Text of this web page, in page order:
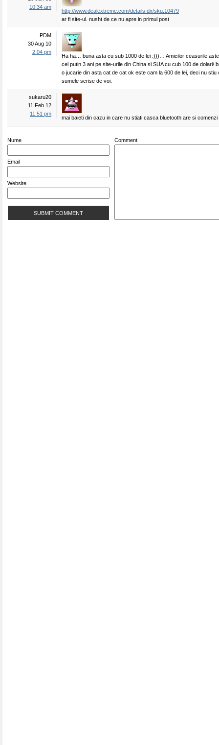
10:34 am
http://www.dealextreme.com/details.dx/sku.10479
ar fi site-ul. nusht de ce nu apre in primul post
PDM
30 Aug 10
2:04 pm
Ha ha… buna asta cu sub 1000 de lei :)))… Amicilor ceasurile
cel putin 3 ani pe site-urile din China si SUA cu cub 100 de dolari/
o jucarie din asta cat de cat ok este cam la 600 de lei, deci nu stiu
sumele scrise de voi.
sukaru20
11 Feb 12
11:51 pm
mai baieti din cazu in care nu stiati casca bluetooth are si
Nume
Email
Website
Comment